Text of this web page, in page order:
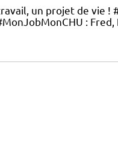
un projet de vie !
: